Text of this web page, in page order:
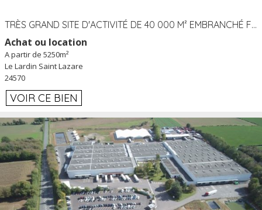
TRÈS GRAND SITE D'ACTIVITÉ DE 40 000 M² EMBRANCHÉ FER AU LARDIN SAINT LAZARE (24) PROCHE A89 À LOUER
Achat ou location
A partir de 5250m²
Le Lardin Saint Lazare
24570
VOIR CE BIEN